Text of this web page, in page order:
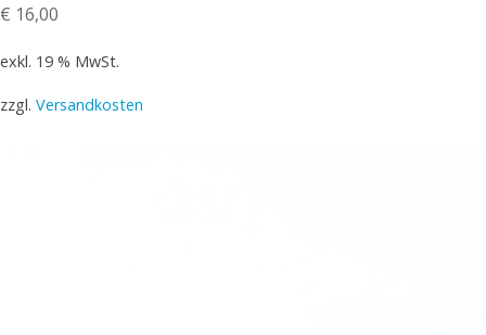
€ 16,00
exkl. 19 % MwSt.
zzgl. Versandkosten